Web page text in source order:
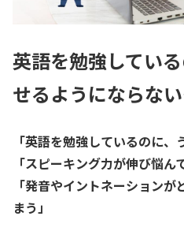
英語を勉強してい
せるようにならな
「英語を勉強しているのに、
「スピーキング力が伸び悩ん
「発音やイントネーション
まう」